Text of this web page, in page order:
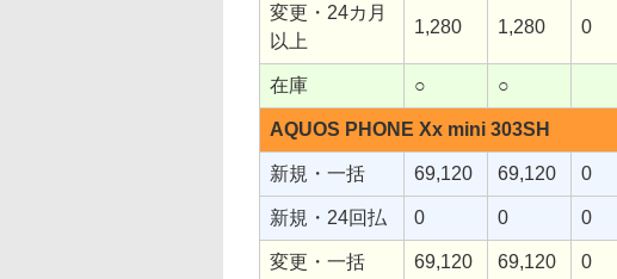
変更・24カ月
以上
1,280 1,280 0
在庫 ○ ○
AQUOS PHONE Xx mini 303SH
新規・一括 69,120 69,120 0
新規・24回払 0 0 0
変更・一括 69,120 69,120 0